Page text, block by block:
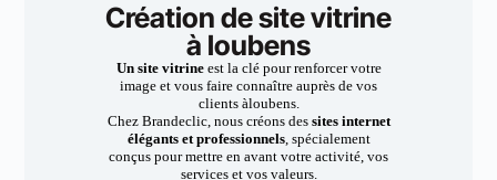
Création de site vitrine
à loubens
Un site vitrineest la clé pour renforcer votre
image et vous faire connaître auprès de vos
clients àloubens.
Chez Brandeclic, nous créons dessites internet
élégants et professionnels, spécialement
conçus pour mettre en avant votre activité, vos
services et vos valeurs.